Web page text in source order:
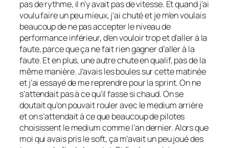
pas de rythme, il n’y avait pas de vitesse. Et quand j’ai
voulu faire un peu mieux, j’ai chuté et je m’en voulais
beaucoup de ne pas accepter le niveau de
performance inférieur, d’en vouloir trop et d’aller à la
faute, parce que ça ne fait rien gagner d’aller à la
faute. Et en plus, une autre chute en qualif, pas de la
même manière. J’avais les boules sur cette matinée
et j’ai essayé de me reprendre pour la sprint. On ne
s’attendait pas à ce qu’il fasse si chaud. On se
doutait qu’on pouvait rouler avec le medium arrière
et on s’attendait à ce que beaucoup de pilotes
choisissent le medium comme l’an dernier. Alors que
moi qui avais pris le soft, ça m’avait un peu joué des